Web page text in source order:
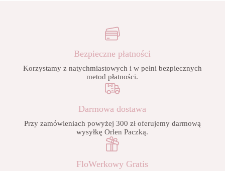
Bezpieczne płatności
Korzystamy z natychmiastowych i w pełni bezpiecznych
metod płatności.
Darmowa dostawa
Przy zamówieniach powyżej 300 zł oferujemy darmową
wysyłkę Orlen Paczką.
FloWerkowy Gratis